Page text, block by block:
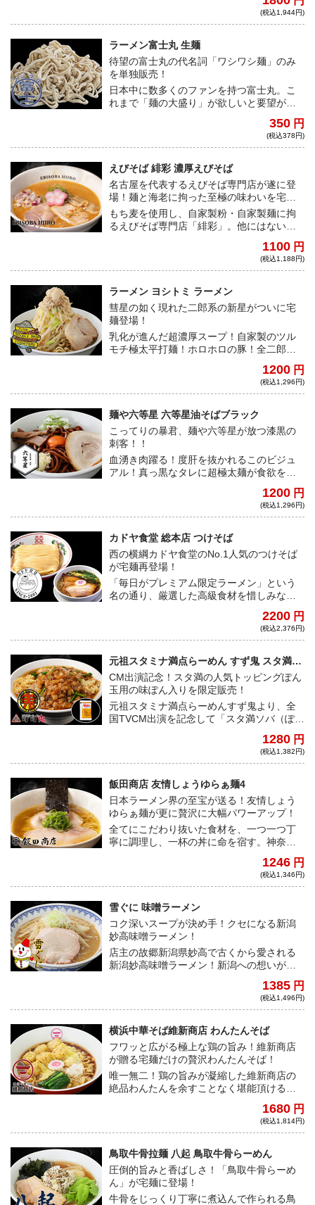
こだわり、本物を提供し続けた、孤高の天
才・飯田将太が届ける究極の逸品！(税込1,944円)
ラーメン富士丸 生麺
待望の富士丸の代名詞「ワシワシ麺」のみ
を単独販売！
日本中に数多くのファンを持つ富士丸。こ
れまで「麺の大盛り」が欲しいと要望が多
350 円
(税込378円)
えびそば 緋彩 濃厚えびそば
名古屋を代表するえびそば専門店が遂に登
場！麺と海老に拘った至極の味わいを宅麺
でお届け！
もち麦を使用し、自家製粉・自家製麺に拘
るえびそば専門店「緋彩」。他にはないモ
凝縮された濃厚海老スープが絡み合う老若
1100 円
(税込1,188円)
ラーメン ヨシトミ ラーメン
彗星の如く現れた二郎系の新星がついに宅
麺登場！
乳化が進んだ超濃厚スープ！自家製のツル
モチ極太平打麺！ホロホロの豚！全二郎系
1200 円
(税込1,296円)
麺や六等星 六等星油そばブラック
こってりの暴君、麺や六等星が放つ漆黒の
刺客！！
血湧き肉躍る！度肝を抜かれるこのビジュ
アル！真っ黒なタレに超極太麺が食欲をそ
した味わいが貴方の五感を刺激する！1200 円
(税込1,296円)
カドヤ食堂 総本店 つけそば
西の横綱カドヤ食堂のNo.1人気のつけそば
が宅麺再登場！
「毎日がプレミアム限定ラーメン」という
名の通り、厳選した高級食材を惜しみなく
高原ロイヤルポークなどを使用し、店主の
こだわりがギュッと詰まった究極の一杯！
2200 円
(税込2,376円)
元祖スタミナ満点らーめん すず鬼 スタ満ソ
バ（ぽん玉用味ぽん入り）
CM出演記念！スタ満の人気トッピングぽん
玉用の味ぽん入りを限定販売！
元祖スタミナ満点らーめんすず鬼より、全
国TVCM出演を記念して「スタ満ソバ（ぽん
1280 円
(税込1,382円)
飯田商店 友情しょうゆらぁ麺4
日本ラーメン界の至宝が送る！友情しょう
ゆらぁ麺が更に贅沢に大幅パワーアップ！
全てにこだわり抜いた食材を、一つ一つ丁
寧に調理し、一杯の丼に命を宿す。神奈川
こだわり、本物を提供し続けた、孤高の天
才・飯田将太が届ける究極の逸品！ これま
情らぁ麺として、贅沢を尽くした一杯を提
供してきたが、今回も見た目は同じながら
も常識破りの高級食材をふんだんに詰め込
んだ、超ハイクオリティな一杯！
1246 円
(税込1,346円)
雪ぐに 味噌ラーメン
コク深いスープが決め手！クセになる新潟
妙高味噌ラーメン！
店主の故郷新潟県妙高で古くから愛される
新潟妙高味噌ラーメン！新潟への想いが横
元への愛が詰まった心温まる味噌ラーメン
1385 円
(税込1,496円)
横浜中華そば維新商店 わんたんそば
フワッと広がる極上な鶏の旨み！維新商店
が贈る宅麺だけの贅沢わんたんそば！
唯一無二！鶏の旨みが凝縮した維新商店の
絶品わんたんを余すことなく堪能頂ける宅
1680 円
(税込1,814円)
鳥取牛骨拉麺 八起 鳥取牛骨らーめん
圧倒的旨みと香ばしさ！「鳥取牛骨らーめ
ん」が宅麺に登場！
牛骨をじっくり丁寧に煮込んで作られる鳥